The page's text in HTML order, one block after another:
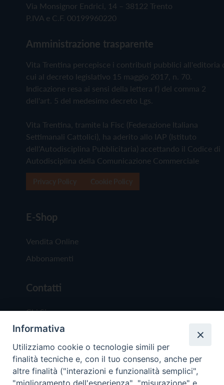
Via Monsignor Endrici, 14 – 38122 Trento
P.IVA e C.F. 00199960220
Amministrazione trasparente
Vita Trentina percepisce i contributi pubblici all'editoria
cui al decreto legislativo 15 maggio 2017, n. 70.
Indicazione resa ai sensi della lettera f) del comma 2
dell'art. 5 del medesimo decreto Lgs.
Vita Trentina, tramite la Fisc (Federazione Italiana
Settimanali Cattolici), ha aderito allo IAP (Istituto
dell'Autodisciplina Pubblicitaria) accettando il Codice di
Autodisciplina della Comunicazione Commerciale
E-Shop
Vendita Online
Abbonamenti
Contatti
Chi Siamo
Redazione
Scrivici
Informativa
Utilizziamo cookie o tecnologie simili per
finalità tecniche e, con il tuo consenso, anche per
altre finalità ("interazioni e funzionalità semplici",